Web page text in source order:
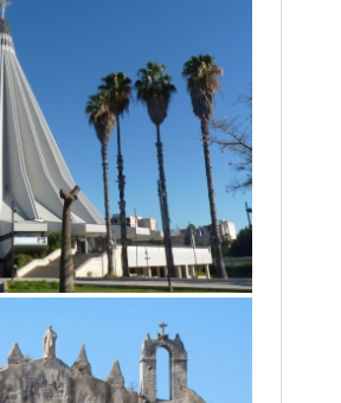
CASTELLLO MANIACE
ARCHEOLOGICO E
DELLA MADONNA
LACRIME